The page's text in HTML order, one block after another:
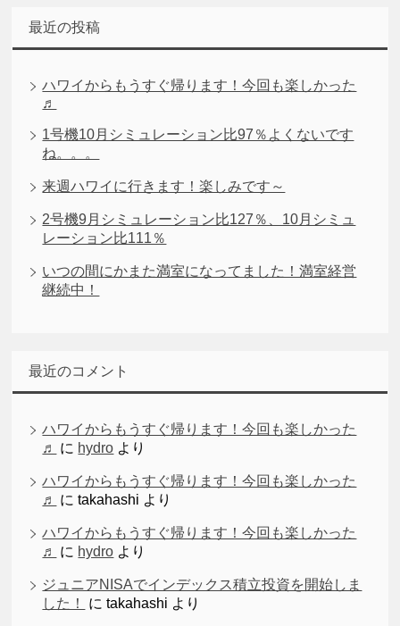
最近の投稿
ハワイからもうすぐ帰ります！今回も楽しかった
♬
1号機10月シミュレーション比97％よくないです
ね。。。
来週ハワイに行きます！楽しみです～
2号機9月シミュレーション比127％、10月シミュ
レーション比111％
いつの間にかまた満室になってました！満室経営
継続中！
最近のコメント
ハワイからもうすぐ帰ります！今回も楽しかった
♬
に hydro より
ハワイからもうすぐ帰ります！今回も楽しかった
♬
にtakahashi より
ハワイからもうすぐ帰ります！今回も楽しかった
♬
に hydro より
ジュニアNISAでインデックス積立投資を開始しま
した！
にtakahashi より